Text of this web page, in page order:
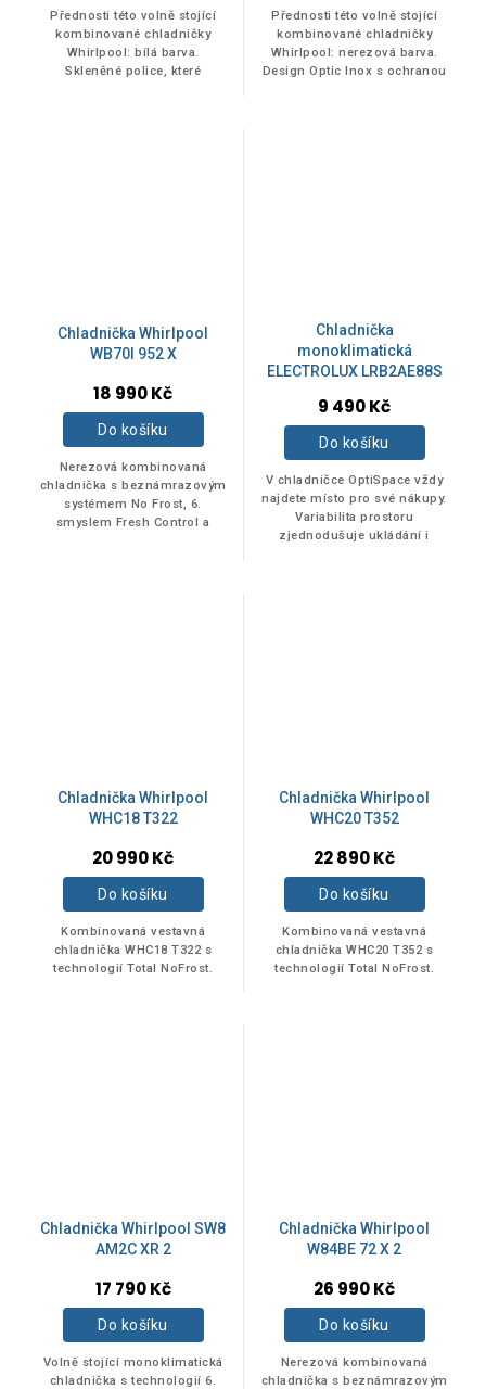
Přednosti této volně stojící
kombinované chladničky
Whirlpool: bílá barva.
Skleněné police, které
Přednosti této volně stojící
kombinované chladničky
Whirlpool: nerezová barva.
Design Optic Inox s ochranou
Chladnička Whirlpool
WB70I 952 X
18 990 Kč
Do košíku
Nerezová kombinovaná
chladnička s beznámrazovým
systémem No Frost, 6.
smyslem Fresh Control a
Chladnička
monoklimatická
ELECTROLUX LRB2AE88S
9 490 Kč
Do košíku
V chladničce OptiSpace vždy
najdete místo pro své nákupy.
Variabilita prostoru
zjednodušuje ukládání i
Chladnička Whirlpool
WHC18 T322
20 990 Kč
Do košíku
Kombinovaná vestavná
chladnička WHC18 T322 s
technologií Total NoFrost.
Chladnička Whirlpool
WHC20 T352
22 890 Kč
Do košíku
Kombinovaná vestavná
chladnička WHC20 T352 s
technologií Total NoFrost.
Chladnička Whirlpool SW8
AM2C XR 2
17 790 Kč
Do košíku
Volně stojící monoklimatická
chladnička s technologií 6.
Chladnička Whirlpool
W84BE 72 X 2
26 990 Kč
Do košíku
Nerezová kombinovaná
chladnička s beznámrazovým